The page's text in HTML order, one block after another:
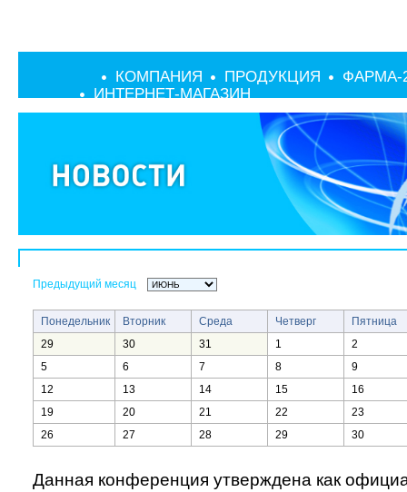
КОМПАНИЯ ПРОДУКЦИЯ
ФАРМА-
ИНТЕРНЕТ-МАГАЗИН
Предыдущий месяц
Понедельник Вторник Среда Четверг
Пятница
29
30 31 1
2
5
6 7 8
9
12
13 14 15
16
19
20 21 22
23
26
27 28 29 30
Данная конференция утверждена как